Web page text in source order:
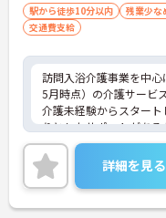
駅から徒歩10分以内 残業少な
交通費支給
訪問入浴介護事業を中
5月時点）の介護サービ
介護未経験からスター
りとしたサポートがあ
けます。お風呂に入れ
差し伸べてあげられると
です。ご興味ある方に
さらに詳細をお話しい
ください！
詳細を見る